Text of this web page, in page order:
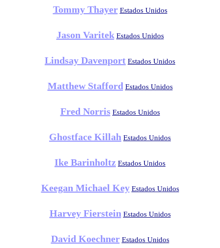
Tommy Thayer Estados Unidos
Jason Varitek Estados Unidos
Lindsay Davenport Estados Unidos
Matthew Stafford Estados Unidos
Fred Norris Estados Unidos
Ghostface Killah Estados Unidos
Ike Barinholtz Estados Unidos
Keegan Michael Key Estados Unidos
Harvey Fierstein Estados Unidos
David Koechner Estados Unidos